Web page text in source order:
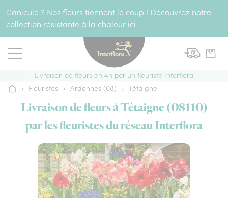
Canicule ? Nos fleurs tiennent le coup ! Découvrez notre
collection résistante à la chaleur ici
Livraison de fleurs en 4h par un fleuriste Interflora
Accueil
› Fleuristes › Ardennes (08) › Tétaigne
Livraison de fleurs à Tétaigne (08110)
par les fleuristes du réseau Interflora